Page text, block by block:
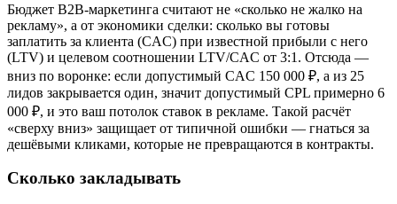
Бюджет B2B-маркетинга считают не «сколько не жалко на
рекламу», а от экономики сделки: сколько вы готовы
заплатить за клиента (CAC) при известной прибыли с него
(LTV) и целевом соотношении LTV/CAC от 3:1. Отсюда —
вниз по воронке: если допустимый CAC 150 000 ₽, а из 25
лидов закрывается один, значит допустимый CPL примерно 6
000 ₽, и это ваш потолок ставок в рекламе. Такой расчёт
«сверху вниз» защищает от типичной ошибки — гнаться за
дешёвыми кликами, которые не превращаются в контракты.
Сколько закладывать